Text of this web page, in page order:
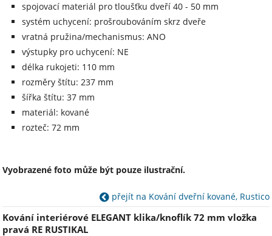
spojovací materiál pro tloušťku dveří 40 - 50 mm
systém uchycení: prošroubováním skrz dveře
vratná pružina/mechanismus: ANO
výstupky pro uchycení: NE
délka rukojeti: 110 mm
rozměry štítu: 237 mm
šířka štítu: 37 mm
materiál: kované
rozteč: 72 mm
Vyobrazené foto může být pouze ilustrační.
přejít na Kování dveřní kované, Rustico
Kování interiérové ELEGANT klika/knoflík 72 mm vložka
pravá RE RUSTIKAL